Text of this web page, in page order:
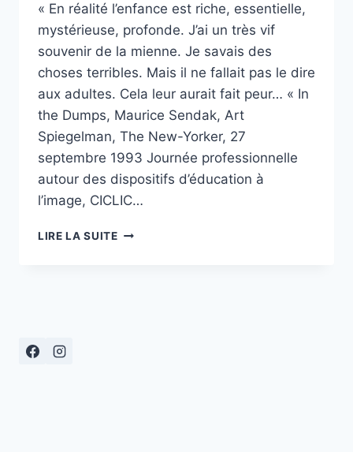
« En réalité l’enfance est riche, essentielle,
mystérieuse, profonde. J’ai un très vif
souvenir de la mienne. Je savais des
choses terribles. Mais il ne fallait pas le dire
aux adultes. Cela leur aurait fait peur… « In
the Dumps, Maurice Sendak, Art
Spiegelman, The New-Yorker, 27
septembre 1993 Journée professionnelle
autour des dispositifs d’éducation à
l’image, CICLIC…
LIRE LA SUITE« ENFANTS